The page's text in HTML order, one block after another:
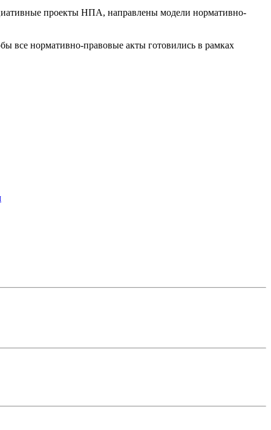
проекты НПА, направлены модели нормативно-
все нормативно-правовые акты готовились в рамках